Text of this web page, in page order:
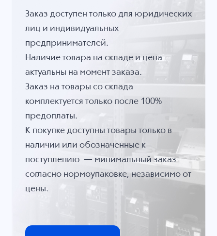
Заказ доступен только для юридических
лиц и индивидуальных
предпринимателей.
Наличие товара на складе и цена
актуальны на момент заказа.
Заказ на товары со склада
комплектуется только после 100%
предоплаты.
К покупке доступны товары только в
наличии или обозначенные к
поступлению — минимальный заказ
согласно нормоупаковке, независимо от
цены.